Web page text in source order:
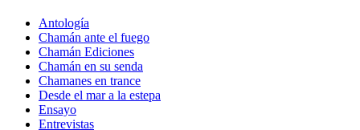
Antología
Chamán ante el fuego
Chamán Ediciones
Chamán en su senda
Chamanes en trance
Desde el mar a la estepa
Ensayo
Entrevistas